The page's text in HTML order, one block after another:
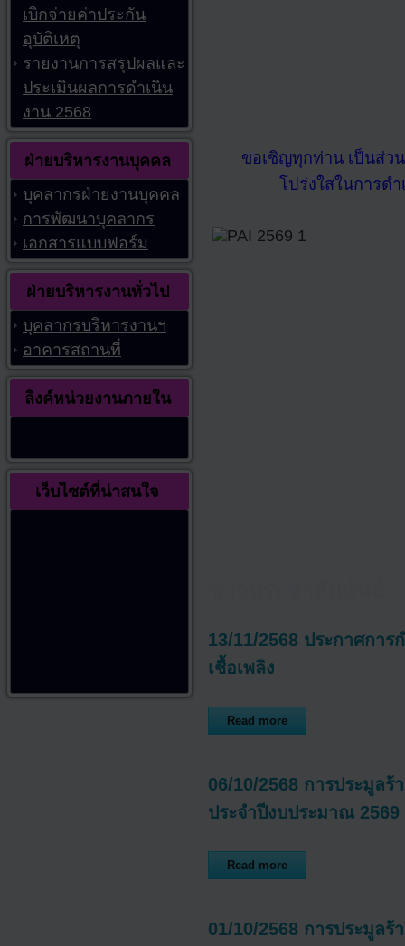
เบิกจ่ายค่าประกัน
อุบัติเหตุ
รายงานการสรุปผลและ
ประเมินผลการดำเนิน
งาน 2568
ฝ่ายบริหารงานบุคคล
บุคลากรฝ่ายงานบุคคล
การพัฒนาบุคลากร
เอกสารแบบฟอร์ม
ฝ่ายบริหารงานทั่วไป
บุคลากรบริหารงานฯ
อาคารสถานที่
ลิงค์หน่วยงานภายใน
เว็บไซต์ที่น่าสนใจ
ขอเชิญทุกท่าน เป็นส่ว
โปร่งใสในการด
13/11/2568 ประกาศกา
เชื้อเพลิง
Read more
06/10/2568 การประมูลร้
ประจำปีงบประมาณ 2569
Read more
01/10/2568 การประมูลร้